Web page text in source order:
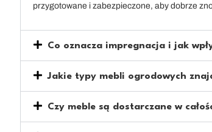
przygotowane i zabezpieczone, aby dobrze
Co oznacza impregnacja i jak
Jakie typy mebli ogrodowych
Czy meble są dostarczane w